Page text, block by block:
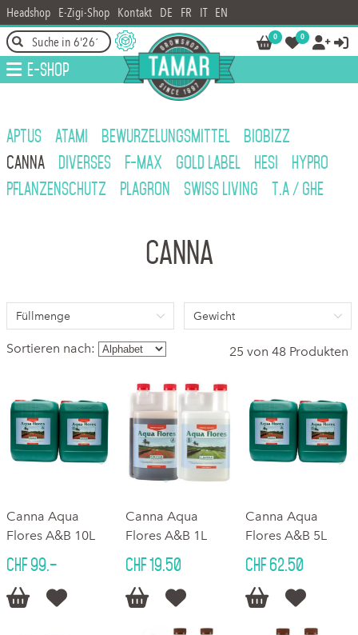
Headshop E-Zigi-Shop Kontakt DE FR IT EN
0 0  
E-Shop
APTUS ATAMI BEWURZELUNGSMITTEL
BIOBIZZ
CANNA
DIVERSES F-MAX GOLD LABEL HESI
HYPRO
PFLANZENSCHUTZ
PLAGRON SWISS LIVING T.A / GHE
Canna
Füllmenge Gewicht
Sortieren nach: 25 von 48 Produkten
Canna Aqua
Flores A&B 10L
CHF 99.–
 
Canna Aqua
Flores A&B 1L
CHF 19.50
 
Canna Aqua
Flores A&B 5L
CHF 62.50
 